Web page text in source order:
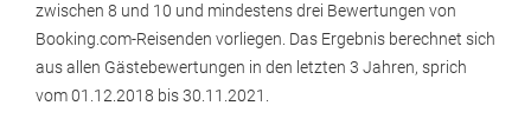
zwischen 8 und 10 und mindestens drei Bewertungen von
Booking.com-Reisenden vorliegen. Das Ergebnis berechnet sich
aus allen Gästebewertungen in den letzten 3 Jahren, sprich
vom 01.12.2018 bis 30.11.2021.